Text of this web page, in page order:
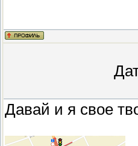
Давай и я свое